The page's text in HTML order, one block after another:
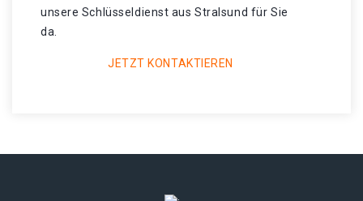
unsere Schlüsseldienst aus Stralsund für Sie
da.
JETZT KONTAKTIEREN